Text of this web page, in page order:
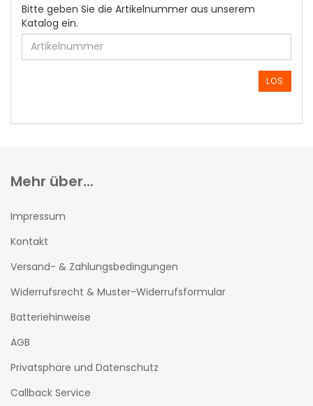
BITTE
GEBEN
SIE
DIE
ARTIKELNUMMER
EIN.
Bitte geben Sie die Artikelnummer aus unserem
Katalog ein.
LOS
Mehr über...
Impressum
Kontakt
Versand- & Zahlungsbedingungen
Widerrufsrecht & Muster-Widerrufsformular
Batteriehinweise
AGB
Privatsphäre und Datenschutz
Callback Service